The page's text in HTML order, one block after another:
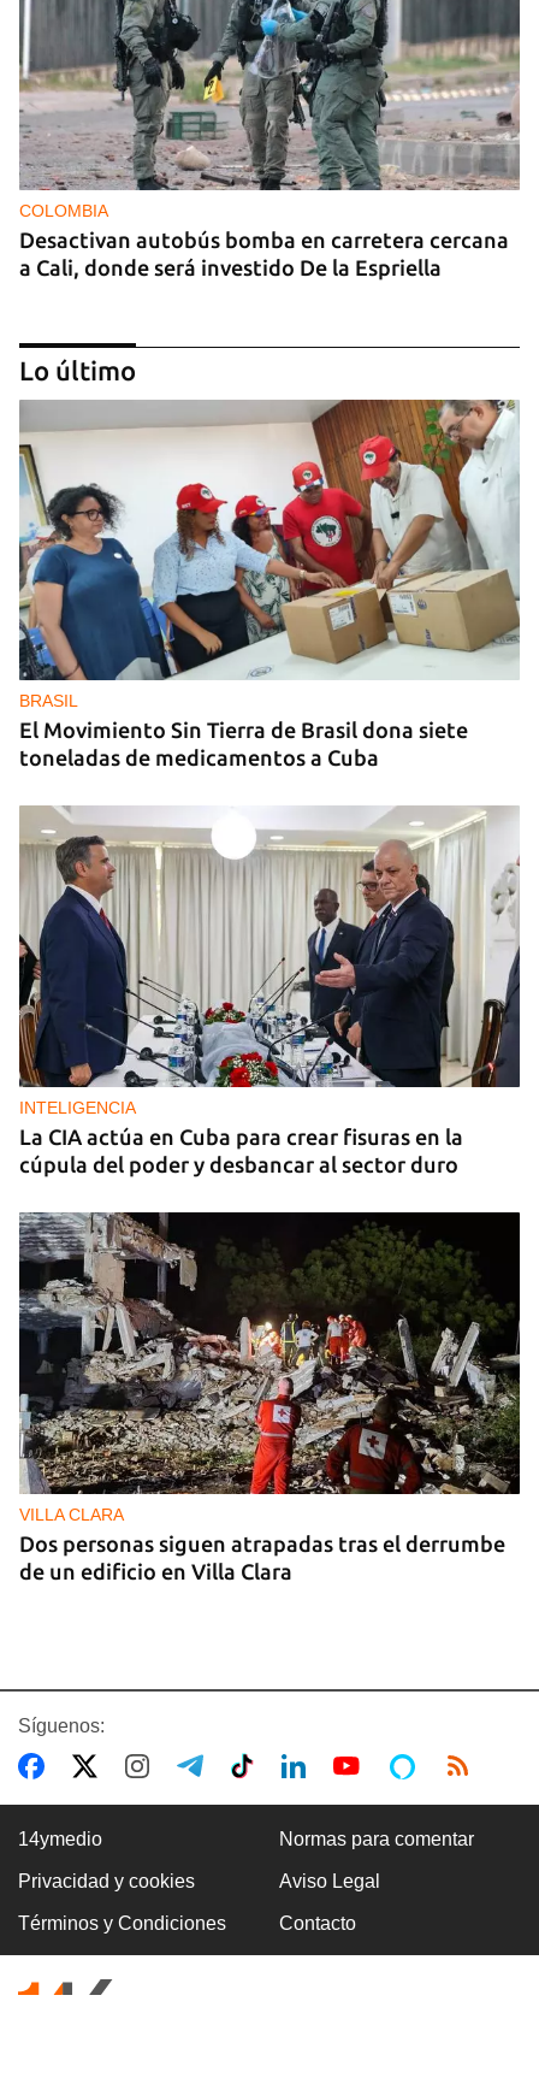
COLOMBIA
Desactivan autobús bomba en carretera cercana
a Cali, donde será investido De la Espriella
MIAMI
La hija de un diplomático castrista expulsado de
EE UU en 2003 está bajo custodia del ICE
Lo último
BRASIL
El Movimiento Sin Tierra de Brasil dona siete
toneladas de medicamentos a Cuba
INTELIGENCIA
La CIA actúa en Cuba para crear fisuras en la
cúpula del poder y desbancar al sector duro
VILLA CLARA
Dos personas siguen atrapadas tras el derrumbe
de un edificio en Villa Clara
FOTO DEL DÍA
Un litro de aceite cuesta ya más de dos salarios
mínimos
Síguenos:
14ymedio Normas para comentar
Privacidad y cookies Aviso Legal
Términos y Condiciones Contacto